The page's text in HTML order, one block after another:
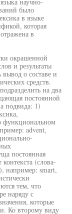
было
в языке
которая
в
окрашенной
и результаты
вывод о составе и
средств.
на два
постоянной
подвида: 1)
функциональном
advent,
постоянная
(слова-
например: smart,
тем, что
наряду с
которые
Ко второму виду